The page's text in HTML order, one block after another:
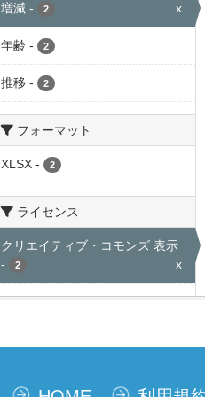
増減 - 2 x
年齢 - 2
推移 - 2
フォーマット
XLSX - 2
ライセンス
クリエイティブ・コモンズ 表示
-
2 x